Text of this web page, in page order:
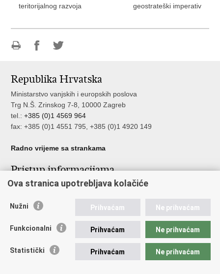
teritorijalnog razvoja
geostrateški imperativ
Facebooku
Twitteru
Republika Hrvatska
Ministarstvo vanjskih i europskih poslova
Trg N.Š. Zrinskog 7-8, 10000 Zagreb
tel.:+385 (0)1 4569 964
fax: +385 (0)1 4551 795, +385 (0)1 4920 149
Radno vrijeme sa strankama
Pristup informacijama
Pristup informacijama
Nepravilnosti
Javna nabava u MVEP-u
Ova stranica upotrebljava kolačiće
Nužni Prihvaćam Ne prihvaćam
Funkcionalni Prihvaćam Ne prihvaćam
Statistički Prihvaćam Ne prihvaćam